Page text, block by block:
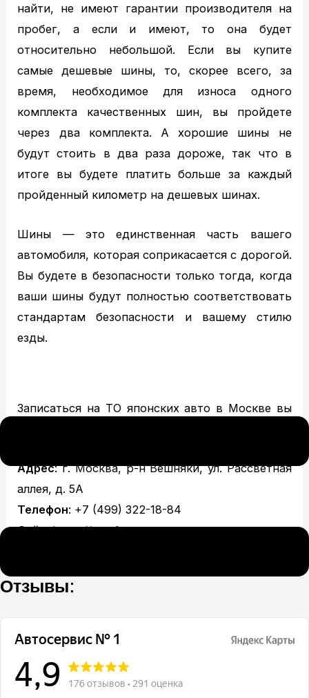
Вопрос – ответ
Контакты
Рассветная аллея, 5А, Москва
+7(499) 322-18-84
найти, не имеют гарантии производителя на
пробег, а если и имеют, то она будет
относительно небольшой. Если вы купите
самые дешевые шины, то, скорее всего, за
время, необходимое для износа одного
комплекта качественных шин, вы пройдете
через два комплекта. А хорошие шины не
будут стоить в два раза дороже, так что в
итоге вы будете платить больше за каждый
пройденный километр на дешевых шинах.
Шины — это единственная часть вашего
автомобиля, которая соприкасается с дорогой.
Вы будете в безопасности только тогда, когда
ваши шины будут полностью соответствовать
стандартам безопасности и вашему стилю
езды.
Записаться на ТО японских авто в Москве вы
Адрес: г. Москва, р-н Вешняки, ул. Рассветная
аллея, д. 5А
Телефон: +7 (499) 322-18-84
Сайт:https://avs-1.ru
Отзывы: